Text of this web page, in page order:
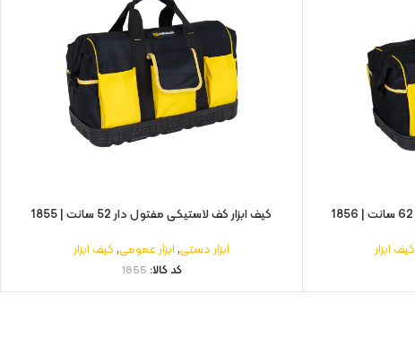
کیف ابزار
کیف ابزار کف لاستیکی مفتول‌ دار 52 سانت | 1855
ابزار دستی,ابزار عمومی,کیف ابزار
کد کالا: 1855